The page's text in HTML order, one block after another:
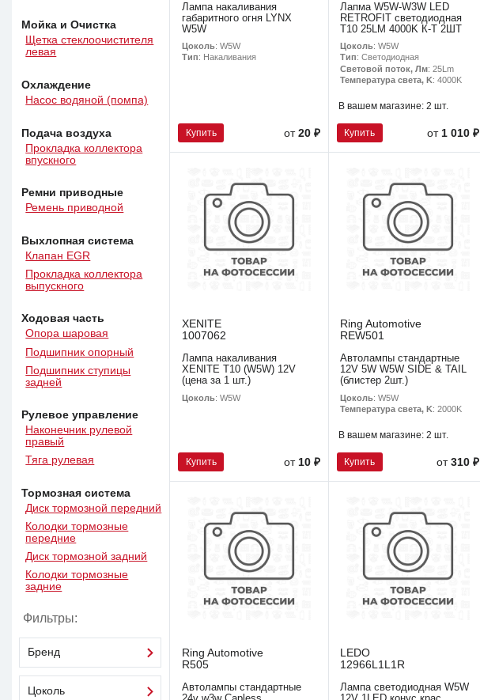
Мойка и Очистка
Щетка стеклоочистителя
левая
Охлаждение
Насос водяной (помпа)
Подача воздуха
Прокладка коллектора
впускного
Ремни приводные
Ремень приводной
Выхлопная система
Клапан EGR
Прокладка коллектора
выпускного
Ходовая часть
Опора шаровая
Подшипник опорный
Подшипник ступицы
задней
Рулевое управление
Наконечник рулевой
правый
Тяга рулевая
Тормозная система
Диск тормозной передний
Колодки тормозные
передние
Диск тормозной задний
Колодки тормозные
задние
Фильтры:
Бренд
Цоколь
Лампа накаливания
габаритного огня LYNX
W5W
Цоколь: W5W
Тип: Накаливания
Купить от20 ₽
Лапма W5W-W3W LED
RETROFIT светодиодная
T10 25LM 4000K К-Т 2ШТ
Цоколь: W5W
Тип: Светодиодная
Световой поток, Лм: 25Lm
Температура света, K: 4000K
В вашем магазине: 2 шт.
Купить от 1 010 ₽
XENITE
1007062
Лампа накаливания
XENITE T10 (W5W) 12V
(цена за 1 шт.)
Цоколь: W5W
Купить от10 ₽
Ring Automotive
REW501
Автолампы стандартные
12V 5W W5W SIDE & TAIL
(блистер 2шт.)
Цоколь: W5W
Температура света, K: 2000K
В вашем магазине: 2 шт.
Купить от 310 ₽
Ring Automotive
R505
Автолампы стандартные
LEDO
12966L1L1R
Лампа светодиодная W5W